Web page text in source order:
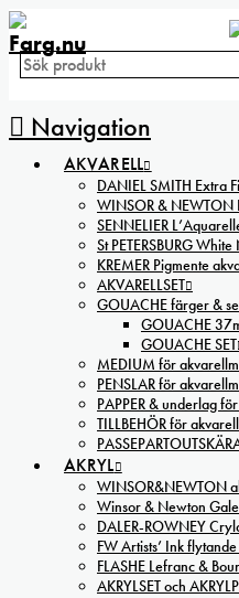
Navigation
AKVARELL
DANIEL SMITH Extra
WINSOR & NEWTON
SENNELIER
St PETERSBURG
KREMER Pigmente
AKVARELLSET
GOUACHE färger &
GOUACHE
GOUACHE SET
MEDIUM för
PENSLAR för
PAPPER & underlag
TILLBEHÖR för
AKRYL
WINSOR&NEWTON
Winsor & Newton
DALER-ROWNEY
FW Artists’ Ink
FLASHE Lefranc &
AKRYLSET och